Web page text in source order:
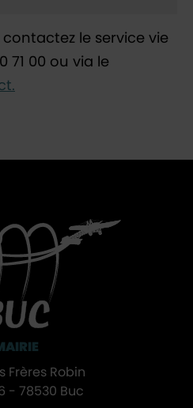
le service vie
71 00 ou via le
Frères Robin
- 78530 Buc